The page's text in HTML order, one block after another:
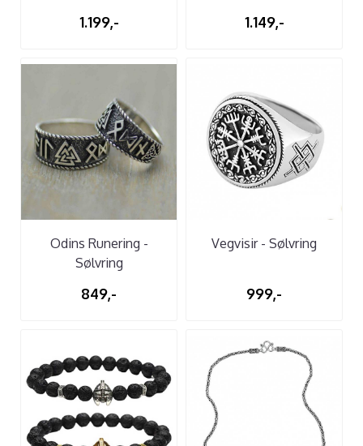
1.199,- 1.149,-
Odins Runering -
Sølvring
849,-
Vegvisir - Sølvring
999,-